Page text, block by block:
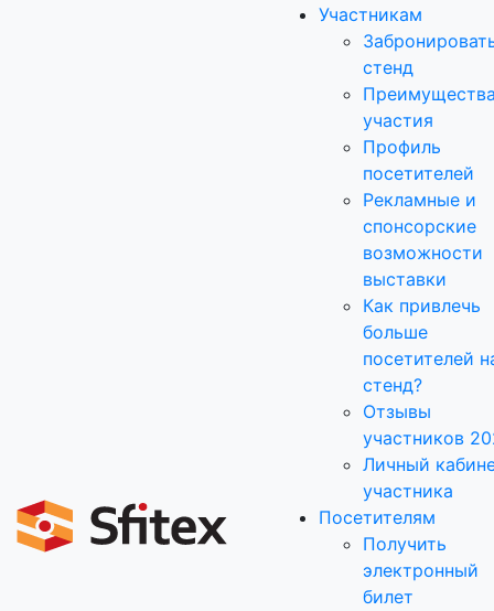
Участникам
стенд
участия
Профиль
посетителей
Рекламные и
спонсорские
возможности
выставки
Как привлечь
больше
посетителей
стенд?
Отзывы
участников
Личный
участника
Посетителям
Получить
электронный
билет